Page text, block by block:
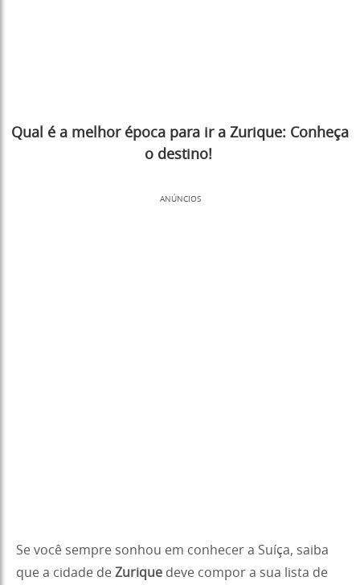
Qual é a melhor época para ir a Zurique: Conheça
o destino!
ANÚNCIOS
Se você sempre sonhou em conhecer a Suíça, saiba
que a cidade de Zurique deve compor a sua lista de